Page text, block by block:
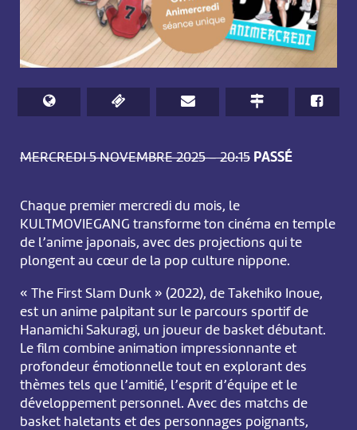
MERCREDI 5 NOVEMBRE 2025 – 20:15 PASSÉ
Chaque premier mercredi du mois, le
KULTMOVIEGANG transforme ton cinéma en temple
de l’anime japonais, avec des projections qui te
plongent au cœur de la pop culture nippone.
« The First Slam Dunk » (2022), de Takehiko Inoue,
est un anime palpitant sur le parcours sportif de
Hanamichi Sakuragi, un joueur de basket débutant.
Le film combine animation impressionnante et
profondeur émotionnelle tout en explorant des
thèmes tels que l’amitié, l’esprit d’équipe et le
développement personnel. Avec des matchs de
basket haletants et des personnages poignants,